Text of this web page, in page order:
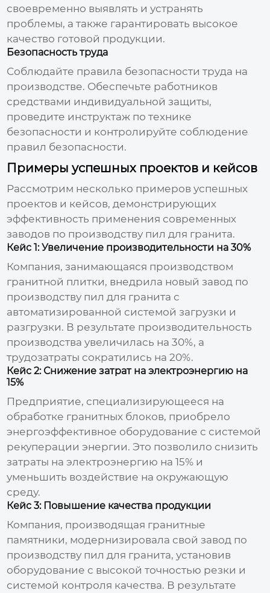
своевременно выявлять и устранять
проблемы, а также гарантировать высокое
качество готовой продукции.
Безопасность труда
Соблюдайте правила безопасности труда на
производстве. Обеспечьте работников
средствами индивидуальной защиты,
проведите инструктаж по технике
безопасности и контролируйте соблюдение
правил безопасности.
Примеры успешных проектов и кейсов
Рассмотрим несколько примеров успешных
проектов и кейсов, демонстрирующих
эффективность применения современных
заводов по производству пил для гранита.
Кейс 1: Увеличение производительности на 30%
Компания, занимающаяся производством
гранитной плитки, внедрила новыйзавод по
производству пил для гранита с
автоматизированной системой загрузки и
разгрузки. В результате производительность
производства увеличилась на 30%, а
трудозатраты сократились на 20%.
Кейс 2: Снижение затрат на электроэнергию на
15%
Предприятие, специализирующееся на
обработке гранитных блоков, приобрело
энергоэффективное оборудование с системой
рекуперации энергии. Это позволило снизить
затраты на электроэнергию на 15% и
уменьшить воздействие на окружающую
среду.
Кейс 3: Повышение качества продукции
Компания, производящая гранитные
памятники, модернизировала свойзавод по
производству пил для гранита, установив
оборудование с высокой точностью резки и
системой контроля качества. В результате